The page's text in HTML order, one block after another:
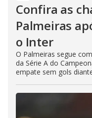
Confira as
Palmeiras
o Inter
O Palmeiras segue
da Série A do
empate sem gols